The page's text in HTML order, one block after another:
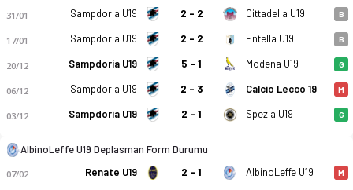
Sampdoria U19 - AlbinoLeffe U19 2-1 bitti. Gol anları,
31/01 Sampdoria U19 2 - 2 Cittadella U19 B
17/01 Sampdoria U19 2 - 2 Entella U19 B
20/12 Sampdoria U19 5 - 1 Modena U19 G
06/12 Sampdoria U19 2 - 3 Calcio Lecco 19 M
03/12 Sampdoria U19 2 - 1 Spezia U19 G
AlbinoLeffe U19 Deplasman Form Durumu
07/02 Renate U19 2 - 1 AlbinoLeffe U19 M